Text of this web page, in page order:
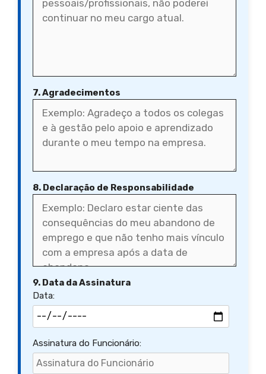
7. Agradecimentos
8. Declaração de Responsabilidade
9. Data da Assinatura
Data:
Assinatura do Funcionário: